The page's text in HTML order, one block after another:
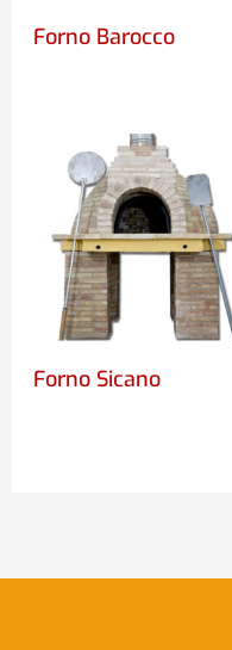
Forno Barocco
Forno Sicano